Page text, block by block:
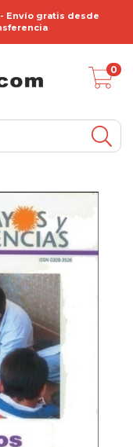
- Envío gratis desde
0